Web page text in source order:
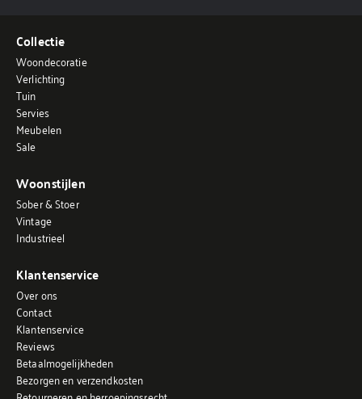
Collectie
Woondecoratie
Verlichting
Tuin
Servies
Meubelen
Sale
Woonstijlen
Sober & Stoer
Vintage
Industrieel
Klantenservice
Over ons
Contact
Klantenservice
Reviews
Betaalmogelijkheden
Bezorgen en verzendkosten